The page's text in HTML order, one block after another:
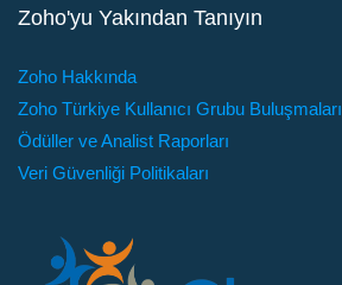
Zoho'yu Yakından Tanıyın
Zoho Hakkında
Zoho Türkiye Kullanıcı Grubu Buluşmaları
Ödüller ve Analist Raporları
Veri Güvenliği Politikaları